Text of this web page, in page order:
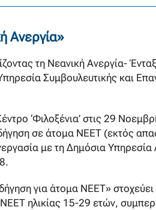
Ανεργία»
τη Νεανική Ανεργία-
Συμβουλευτικής και
‘Φιλοξένια’ στις 29
σε άτομα ΝΕΕΤ (εκτός
με τη Δημόσια
για άτομα ΝΕΕΤ»
ηλικίας 15-29 ετών,